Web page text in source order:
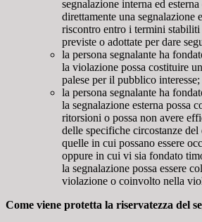
segnalazione interna ed
direttamente una segnalazione
riscontro entro i termini
previste o adottate per dare
la persona segnalante ha
la violazione possa costituire
palese per il pubblico interesse;
la persona segnalante ha
la segnalazione esterna possa
ritorsioni o possa non avere
delle specifiche circostanze del
quelle in cui possano essere
oppure in cui vi sia fondato
la segnalazione possa essere
violazione o coinvolto nella
Come viene protetta la riservatezza del